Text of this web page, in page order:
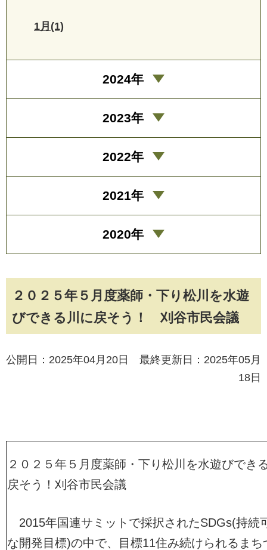
２０２５年５月度薬師・下り松川を水遊
びできる川に戻そう！ 刈谷市民会議
公開日：2025年04月20日 最終更新日：2025年05月
18日
２０２５年５月度薬師・下り松川を水遊びでき
戻そう！刈谷市民会議
2015年国連サミットで採択されたSDGs(持続
な開発目標)の中で、目標11住み続けられるまち
1月(1)
2024年
2023年
2022年
2021年
2020年